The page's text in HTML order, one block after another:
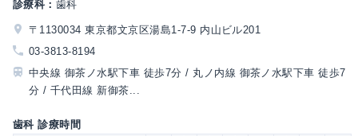
診療科： 歯科
〒1130034 東京都文京区湯島1-7-9 内山ビル201
03-3813-8194
中央線 御茶ノ水駅下車 徒歩7分 / 丸ノ内線 御茶ノ水駅下車 徒歩7
分 / 千代田線 新御茶...
歯科 診療時間